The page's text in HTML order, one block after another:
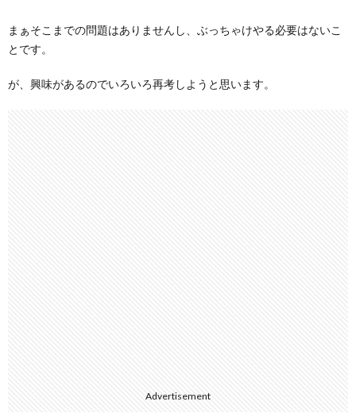
まぁそこまでの問題はありませんし、ぶっちゃけやる必要はないこ
とです。
が、興味があるのでいろいろ再考しようと思います。
Advertisement